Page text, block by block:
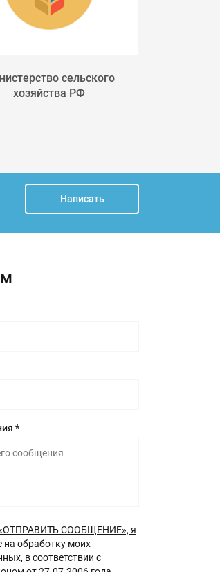
сельского
хозяйства РФ
Написать
*
СООБЩЕНИЕ», я
на обработку моих
в соответствии с